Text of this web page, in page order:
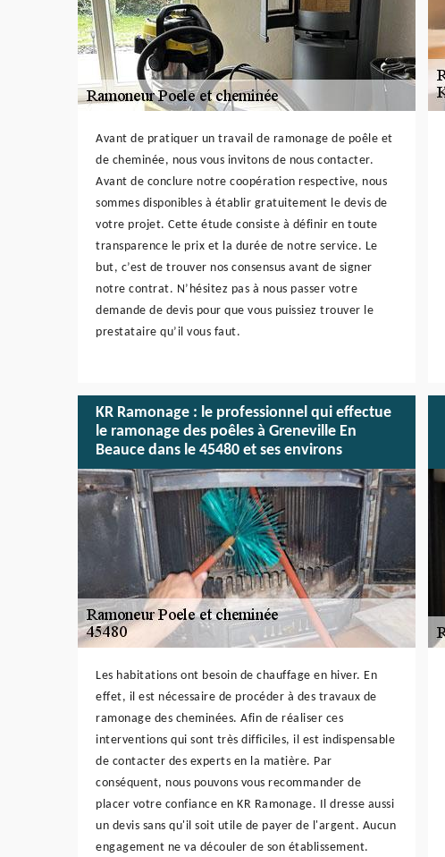
Avant de pratiquer un travail de ramonage de poêle et
de cheminée, nous vous invitons de nous contacter.
Avant de conclure notre coopération respective, nous
sommes disponibles à établir gratuitement le devis de
votre projet. Cette étude consiste à définir en toute
transparence le prix et la durée de notre service. Le
but, c’est de trouver nos consensus avant de signer
notre contrat. N’hésitez pas à nous passer votre
demande de devis pour que vous puissiez trouver le
prestataire qu’il vous faut.
KR Ramonage : le professionnel qui effectue
le ramonage des poêles à Greneville En
Beauce dans le 45480 et ses environs
Les habitations ont besoin de chauffage en hiver. En
effet, il est nécessaire de procéder à des travaux de
ramonage des cheminées. Afin de réaliser ces
interventions qui sont très difficiles, il est indispensable
de contacter des experts en la matière. Par
conséquent, nous pouvons vous recommander de
placer votre confiance en KR Ramonage. Il dresse aussi
un devis sans qu'il soit utile de payer de l'argent. Aucun
engagement ne va découler de son établissement.